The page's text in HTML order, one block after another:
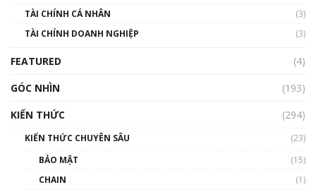
Nhìn lại năm 2022: Những sự kiện ảnh hưởng
đến hệ sinh thái tiền mã hoá | Phổ cập
TÀI CHÍNH CÁ NHÂN
(3)
TÀI CHÍNH DOANH NGHIỆP
(3)
FEATURED
(4)
GÓC NHÌN
(193)
KIẾN THỨC
(294)
KIẾN THỨC CHUYÊN SÂU
(23)
BẢO MẬT
(15)
CHAIN
(1)